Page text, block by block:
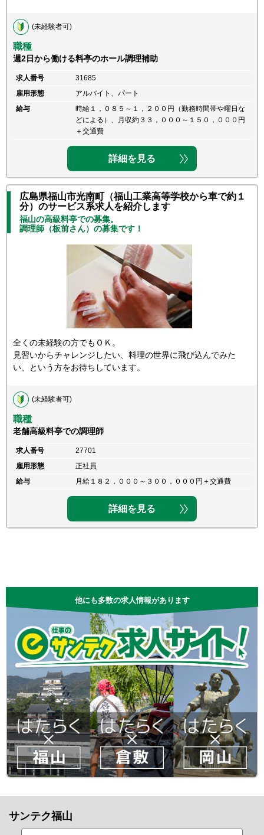
(未経験者可)
職種
週2日から働ける料亭のホール調理補助
求人番号
31685
雇用形態
アルバイト、パート
給与
時給１，０８５～１，２００円（勤務時間帯や曜日な
どによる）、月収約３３，０００～１５０，０００円
＋交通費
詳細を見る
広島県福山市光南町（福山工業高等学校から車で約１
分）のサービス系求人を紹介します
福山の高級料亭での募集。
調理師（板前さん）の募集です！
全くの未経験の方でもＯＫ。
見習いからチャレンジしたい、料理の世界に飛び込んでみた
い、という方をお待ちしています。
(未経験者可)
職種
老舗高級料亭での調理師
求人番号
27701
雇用形態
正社員
給与
月給１８２，０００～３００，０００円＋交通費
詳細を見る
他にも多数の求人情報があります
サンテク福山